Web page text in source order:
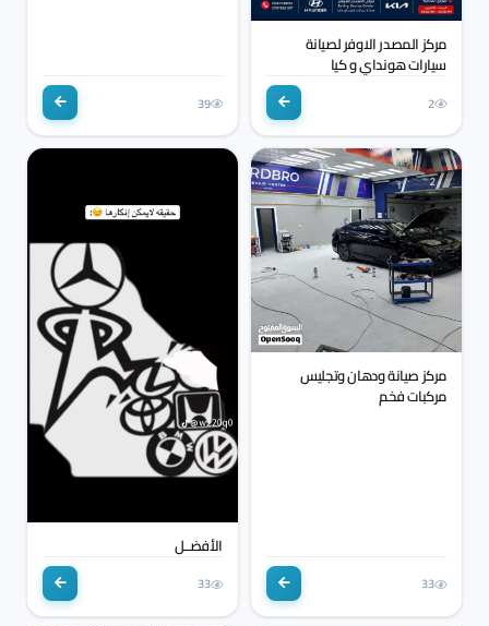
مركز المصدر الاوفر لصيانة
سيارات هونداي و كيا
2
39
مركز صيانة ودهان وتجليس
مركبات فخم
33
الأفضــل
33